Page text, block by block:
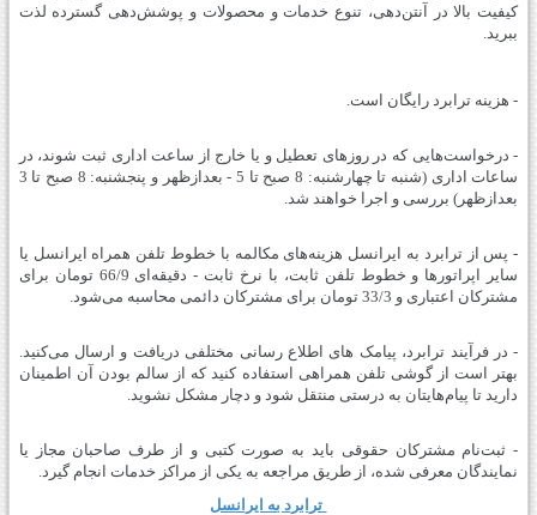
کیفیت بالا در آنتن‌دهی، تنوع خدمات و محصولات و پوشش‌دهی گسترده لذت
ببرید.
- هزینه ترابرد رایگان است.
- درخواست‌هایی که در روزهای تعطیل و یا خارج از ساعت اداری ثبت شوند، در
ساعات اداری (شنبه تا چهارشنبه: 8 صبح تا 5 - بعدازظهر و پنجشنبه: 8 صبح تا 3
بعدازظهر) بررسی و اجرا خواهند شد.
- پس از ترابرد به ایرانسل هزینه‌های مکالمه با خطوط تلفن همراه ایرانسل یا
سایر اپراتورها و خطوط تلفن ثابت، با نرخ ثابت - دقیقه‌ای 66/9 تومان برای
مشترکان اعتباری و 33/3 تومان برای مشترکان دائمی محاسبه می‌شود.
- در فرآیند ترابرد، پیامک های اطلاع رسانی مختلفی دریافت و ارسال می‌کنید.
بهتر است از گوشی تلفن همراهی استفاده کنید که از سالم بودن آن اطمینان
دارید تا پیام‌هایتان به درستی منتقل شود و دچار مشکل نشوید.
- ثبت‌نام مشترکان حقوقی باید به صورت کتبی و از طرف صاحبان مجاز یا
نمایندگان معرفی شده، از طریق مراجعه به یکی از مراکز خدمات انجام گیرد.
ترابرد به ایرانسل